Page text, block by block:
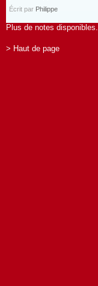
Écrit par Philippe
Plus de notes disponibles.
> Haut de page